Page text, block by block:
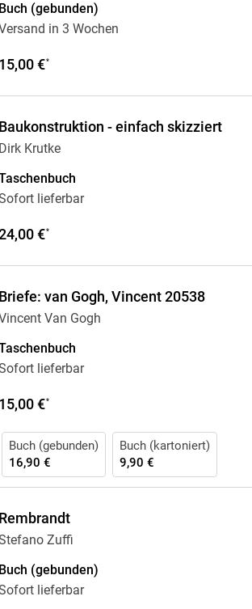
Buch (gebunden)
in 3 Wochen
15,00 €*
Baukonstruktion - einfach skizziert
Dirk Krutke
lieferbar
€*
Briefe: van Gogh, Vincent 20538
Van Gogh
lieferbar
15,00 €*
Buch (gebunden)
16,90 €
Buch (kartoniert)
9,90 €
Rembrandt
Zuffi
Buch (gebunden)
lieferbar